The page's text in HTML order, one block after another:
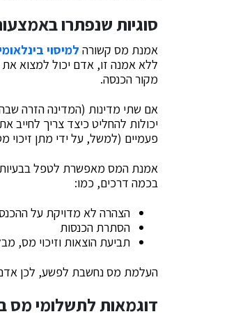
סוגיות שנפתרו
אמנת מס קשורה למיסוי
ללא אמנה זו, אדם יכול למצוא את
מקור הכנסה.
אם שתי מדינות (המדינה הזרה
יכולות להחליט כיצד צריך
פעמיים (למשל, על ידי מתן זיכוי
אמנת המס מאפשרת לטפל בבעיות
בכמה דרכים, כמו:
הצהרה לא מדויקת על
הסתרת הכנסות
תביעת הוצאות וזיכוי מס,
העלמת מס נחשבת לפשע, לכן אדם
דוגמאות לתשלומי מס